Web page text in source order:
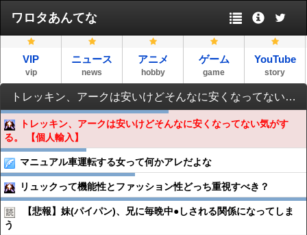
ワロタあんてな
VIP
vip
ニュース
news
アニメ
hobby
ゲーム
game
YouTube
story
トレッキン、アークは安いけどそんなに安くなってない気がする。 【個人輸入】
トレッキン、アークは安いけどそんなに安くなってない気がす
る。 【個人輸入】
マニュアル車運転する女って何かアレだよな
リュックって機能性とファッション性どっち重視すべき？
【悲報】妹(パイパン)、兄に毎晩中●︎しされる関係になってしま
う